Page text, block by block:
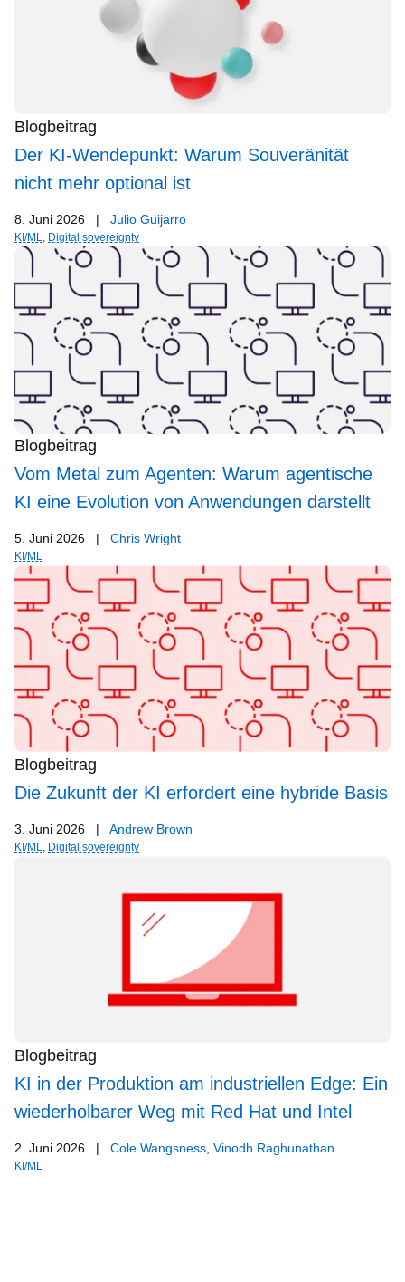
Blogbeitrag
Der KI-Wendepunkt: Warum Souveränität
nicht mehr optional ist
8. Juni 2026 | Julio Guijarro
KI/ML, Digital sovereignty
Blogbeitrag
Vom Metal zum Agenten: Warum agentische
KI eine Evolution von Anwendungen darstellt
5. Juni 2026 | Chris Wright
KI/ML
Blogbeitrag
Die Zukunft der KI erfordert eine hybride Basis
3. Juni 2026 | Andrew Brown
KI/ML, Digital sovereignty
Blogbeitrag
KI in der Produktion am industriellen Edge: Ein
wiederholbarer Weg mit Red Hat und Intel
2. Juni 2026 | Cole Wangsness Vinodh Raghunathan
KI/ML